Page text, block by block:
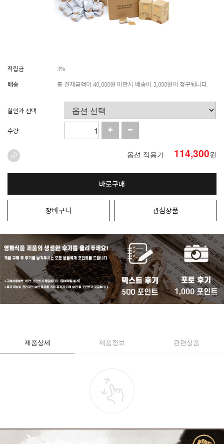
적립금
3%
배송
총 결제금액이 40,000원 미만시 배송비 3,000원이 청구됩니다.
할인가 선택
수량
옵션 적용가 114,300원
바로구매
장바구니 관심상품
제품상세 제품정보 관련상품